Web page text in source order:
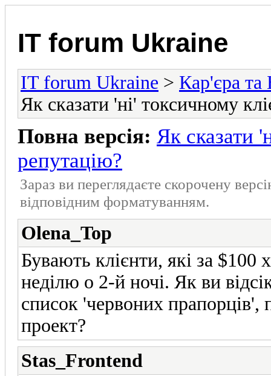
IT forum Ukraine
IT forum Ukraine > Кар'єра та
Як сказати 'ні' токсичному
Повна версія: Як сказати
репутацію?
Зараз ви переглядаєте скорочену
відповідним форматуванням.
Olena_Top
Бувають клієнти, які за $100
неділю о 2-й ночі. Як ви
список 'червоних прапорців',
проект?
Stas_Frontend